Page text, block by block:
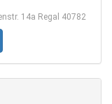
14a Regal 40782